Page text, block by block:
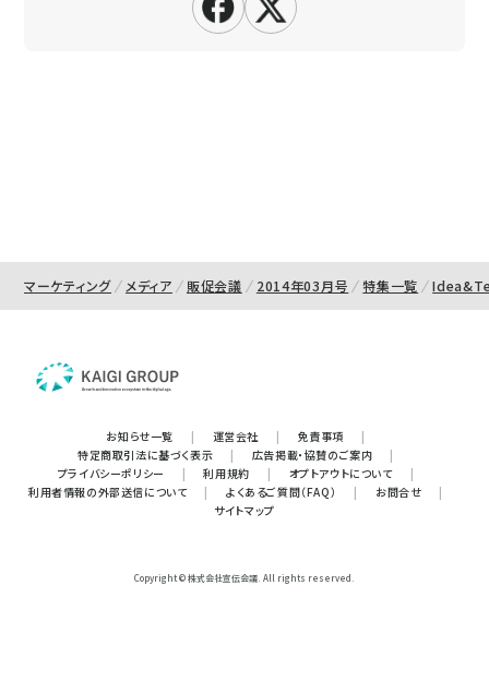
マーケティング メディア 販促会議 2014年03月号 特集一覧
お知らせ一覧 | 運営会社 | 免責事項
|
特定商取引法に基づく表示
| 広告掲載・協賛のご案内
|
プライバシーポリシー
| 利用規約 | オプトアウトについて
|
利用者情報の外部送信について
| よくあるご質問（FAQ） | お問合せ
|
サイトマップ
Copyright © 株式会社宣伝会議. All rights reserved.